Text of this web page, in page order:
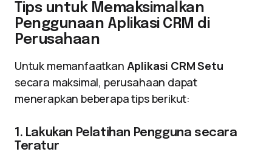
Tips untuk Memaksimalkan
Penggunaan Aplikasi CRM di
Perusahaan
Untuk memanfaatkan Aplikasi CRM Setu
secara maksimal, perusahaan dapat
menerapkan beberapa tips berikut:
1. Lakukan Pelatihan Pengguna secara
Teratur